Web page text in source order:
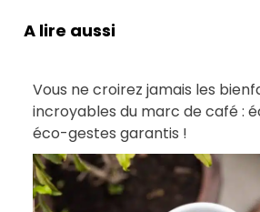
A lire aussi
Vous ne croirez jamais les
incroyables du marc de café :
éco-gestes garantis !